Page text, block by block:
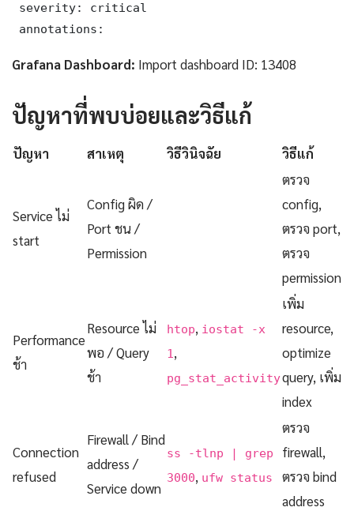
severity: critical
annotations:
Grafana Dashboard: Import dashboard ID: 13408
ปัญหาที่พบบ่อยและวิธีแก้
ปัญหา สาเหตุ วิธีวินิจฉัย วิธีแก้
Service ไม่
start
Config ผิด /
Port ชน /
Permission
ตรวจ
config,
ตรวจ port,
ตรวจ
permission
Performance
ช้า
Resource ไม่
พอ / Query
ช้า
htop, iostat -x
1 ,
pg_stat_activity
เพิ่ม
resource,
optimize
query, เพิ่ม
index
Connection
refused
Firewall / Bind
address /
Service down
ss -tlnp | grep
3000, ufw status
ตรวจ
firewall,
ตรวจ bind
address